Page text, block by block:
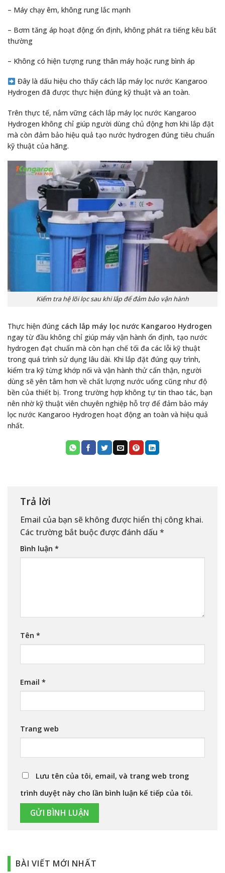
– Máy chạy êm, không rung lắc mạnh
– Bơm tăng áp hoạt động ổn định, không phát ra tiếng kêu bất
thường
– Không có hiện tượng rung thân máy hoặc rung bình áp
Đây là dấu hiệu cho thấy cách lắp máy lọc nước Kangaroo
Hydrogen đã được thực hiện đúng kỹ thuật và an toàn.
Trên thực tế, nắm vững cách lắp máy lọc nước Kangaroo
Hydrogen không chỉ giúp người dùng chủ động hơn khi lắp đặt
mà còn đảm bảo hiệu quả tạo nước hydrogen đúng tiêu chuẩn
kỹ thuật của hãng.
Kiểm tra hệ lõi lọc sau khi lắp để đảm bảo vận hành
Thực hiện đúng cách lắp máy lọc nước Kangaroo Hydrogen
ngay từ đầu không chỉ giúp máy vận hành ổn định, tạo nước
hydrogen đạt chuẩn mà còn hạn chế tối đa các lỗi kỹ thuật
trong quá trình sử dụng lâu dài. Khi lắp đặt đúng quy trình,
kiểm tra kỹ từng khớp nối và vận hành thử cẩn thận, người
dùng sẽ yên tâm hơn về chất lượng nước uống cũng như độ
bền của thiết bị. Trong trường hợp không tự tin thao tác, bạn
nên nhờ kỹ thuật viên chuyên nghiệp hỗ trợ để đảm bảo máy
lọc nước Kangaroo Hydrogen hoạt động an toàn và hiệu quả
nhất.
Trả lời
Email của bạn sẽ không được hiển thị công khai.
Các trường bắt buộc được đánh dấu *
Bình luận *
Tên *
Email *
Trang web
Lưu tên của tôi, email, và trang web trong
trình duyệt này cho lần bình luận kế tiếp của tôi.
BÀI VIẾT MỚI NHẤT